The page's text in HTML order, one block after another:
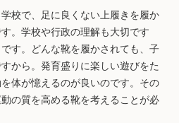
校で、足に良くない上履きを履か
。学校や行政の理解も大切です
す。どんな靴を履かされても、子
から。発育盛りに楽しい遊びをた
体が憶えるのが良いのです。その
の質を高める靴を考えることが必